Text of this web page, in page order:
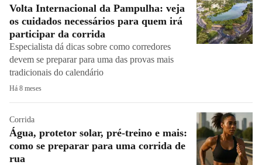
Volta Internacional da Pampulha: veja
os cuidados necessários para quem irá
participar da corrida
Especialista dá dicas sobre como corredores
devem se preparar para uma das provas mais
tradicionais do calendário
Há 8 meses
Corrida
Água, protetor solar, pré-treino e mais:
como se preparar para uma corrida de
rua